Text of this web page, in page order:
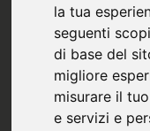
la tua
seguenti
di base del
migliore
misurare il
e servizi e